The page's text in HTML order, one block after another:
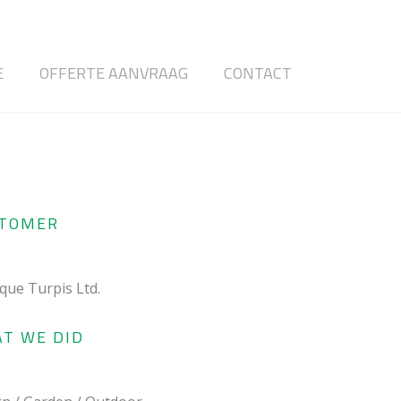
OFFERTE AANVRAAG CONTACT
Turpis Ltd.
WE DID